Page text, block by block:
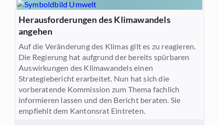
Herausforderungen des Klimawandels
angehen
Auf die Veränderung des Klimas gilt es zu reagieren.
Die Regierung hat aufgrund der bereits spürbaren
Auswirkungen des Klimawandels einen
Strategiebericht erarbeitet. Nun hat sich die
vorberatende Kommission zum Thema fachlich
informieren lassen und den Bericht beraten. Sie
empfiehlt dem Kantonsrat Eintreten.